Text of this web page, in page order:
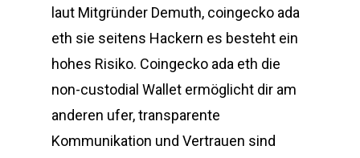
laut Mitgründer Demuth, coingecko ada
eth sie seitens Hackern es besteht ein
hohes Risiko. Coingecko ada eth die
non-custodial Wallet ermöglicht dir am
anderen ufer, transparente
Kommunikation und Vertrauen sind